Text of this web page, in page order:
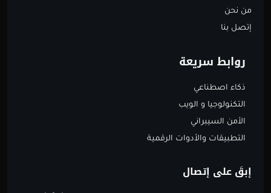
من نحن
إتصل بنا
روابط سريعة
ذكاء اصطناعي
التكنولوجيا و الويب
الأمن السيبراني
التطبيقات والأدوات الرقمية
إبقَ على إتصال